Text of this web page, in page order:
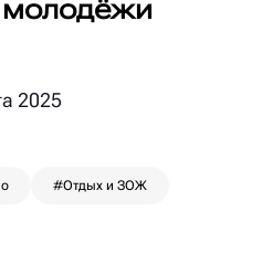
молодёжи
2025
#Отдых и ЗОЖ